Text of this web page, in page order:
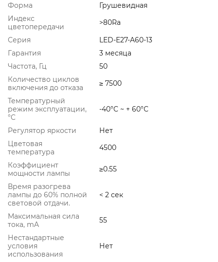
Форма
Грушевидная
Индекс
цветопередачи
>80Ra
Серия
LED-E27-A60-13
Гарантия
3 месяца
Частота, Гц
50
Количество циклов
включения до отказа
≥ 7500
Температурный
режим эксплуатации,
°C
-40°C ~ + 60°С
Регулятор яркости
Нет
Цветовая
температура
4500
Коэффициент
мощности лампы
≥0.55
Время разогрева
лампы до 60% полной
световой отдачи.
< 2 сек
Максимальная сила
тока, mA
55
Нестандартные
условия
использования
Нет